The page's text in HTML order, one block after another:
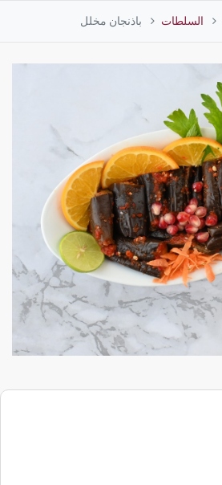
السلطات باذنجان مخلل